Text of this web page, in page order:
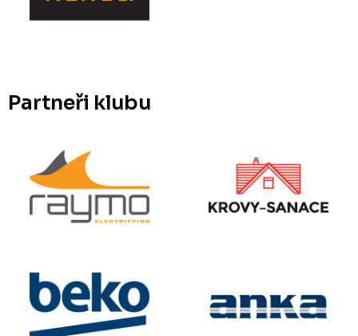
Partneři klubu